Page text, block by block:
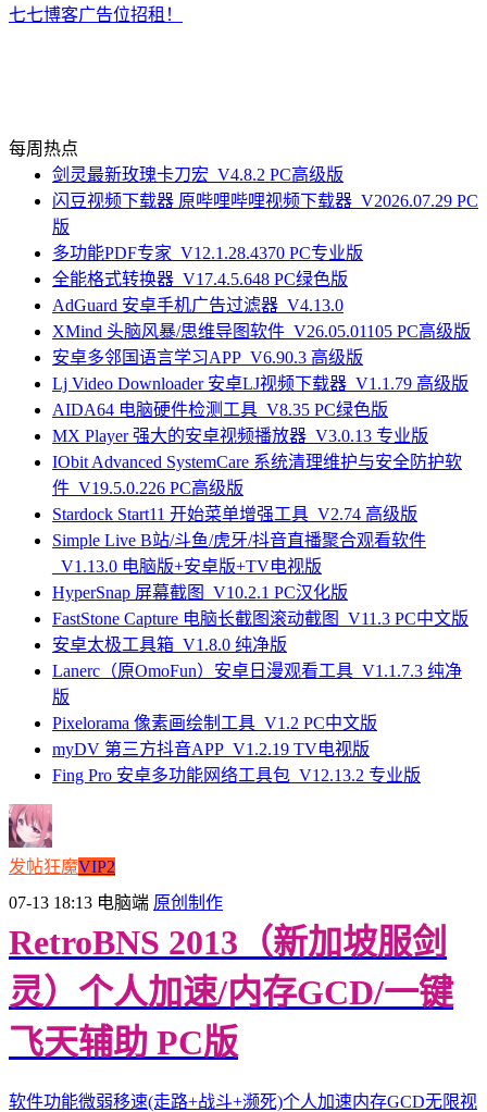
七七博客广告位招租！
每周热点
剑灵最新玫瑰卡刀宏_V4.8.2 PC高级版
闪豆视频下载器 原哔哩哔哩视频下载器_V2026.07.29 PC
版
多功能PDF专家_V12.1.28.4370 PC专业版
全能格式转换器_V17.4.5.648 PC绿色版
AdGuard 安卓手机广告过滤器_V4.13.0
XMind 头脑风暴/思维导图软件_V26.05.01105 PC高级版
安卓多邻国语言学习APP_V6.90.3 高级版
Lj Video Downloader 安卓LJ视频下载器_V1.1.79 高级版
AIDA64 电脑硬件检测工具_V8.35 PC绿色版
MX Player 强大的安卓视频播放器_V3.0.13 专业版
IObit Advanced SystemCare 系统清理维护与安全防护软
件_V19.5.0.226 PC高级版
Stardock Start11 开始菜单增强工具_V2.74 高级版
Simple Live B站/斗鱼/虎牙/抖音直播聚合观看软件
_V1.13.0 电脑版+安卓版+TV电视版
HyperSnap 屏幕截图_V10.2.1 PC汉化版
FastStone Capture 电脑长截图滚动截图_V11.3 PC中文版
安卓太极工具箱_V1.8.0 纯净版
Lanerc（原OmoFun）安卓日漫观看工具_V1.1.7.3 纯净
版
Pixelorama 像素画绘制工具_V1.2 PC中文版
myDV 第三方抖音APP_V1.2.19 TV电视版
Fing Pro 安卓多功能网络工具包_V12.13.2 专业版
发帖狂魔VIP2
07-13 18:13 电脑端 原创制作
RetroBNS 2013（新加坡服剑
灵）个人加速/内存GCD/一键
飞天辅助 PC版
软件功能微弱移速(走路+战斗+濒死)个人加速内存GCD无限视